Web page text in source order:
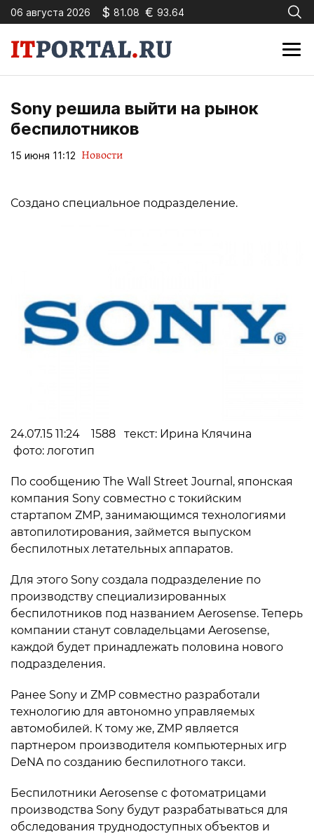
06 августа 2026 $ 81.08 € 93.64
Sony решила выйти на рынок
беспилотников
15 июня 11:12 Новости
Создано специальное подразделение.
24.07.15 11:24 1588 текст: Ирина Клячина
фото: логотип
По сообщению The Wall Street Journal, японская
компания Sony совместно с токийским
стартапом ZMP, занимающимся технологиями
автопилотирования, займется выпуском
беспилотных летательных аппаратов.
Для этого Sony создала подразделение по
производству специализированных
беспилотников под названием Aerosense. Теперь
компании станут совладельцами Aerosense,
каждой будет принадлежать половина нового
подразделения.
Ранее Sony и ZMP совместно разработали
технологию для автономно управляемых
автомобилей. К тому же, ZMP является
партнером производителя компьютерных игр
DeNA по созданию беспилотного такси.
Беспилотники Aerosense с фотоматрицами
производства Sony будут разрабатываться для
обследования труднодоступных объектов и